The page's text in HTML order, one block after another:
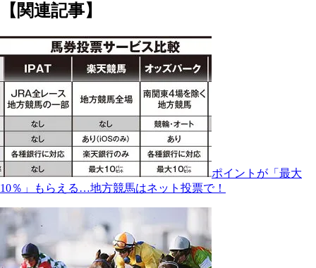
【関連記事】
ポイントが「最大
10％」もらえる…地方競馬はネット投票で！